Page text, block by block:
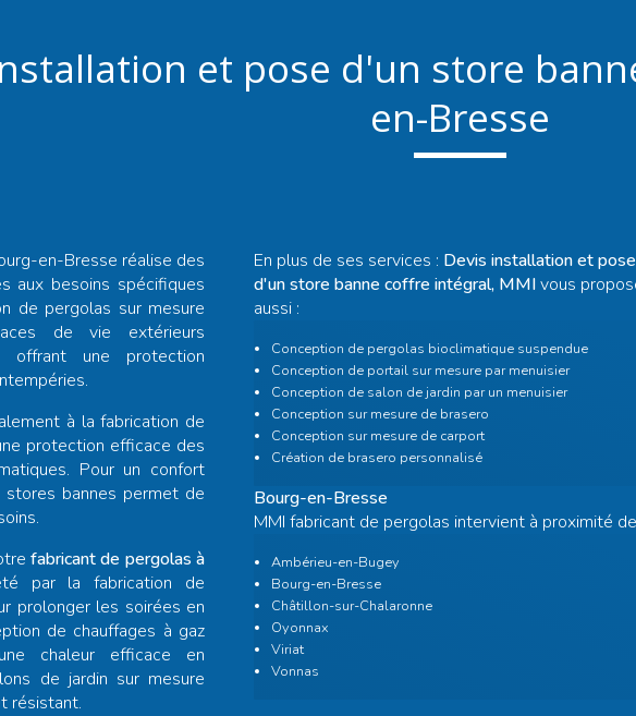
et pose d'un store
en-Bresse
en-Bresse réalise des
aux besoins spécifiques
de pergolas sur mesure
de vie extérieurs
offrant une protection
à la fabrication de
protection efficace des
Pour un confort
stores bannes permet de
fabricant de pergolas à
par la fabrication de
prolonger les soirées en
de chauffages à gaz
chaleur efficace en
de jardin sur mesure
résistant.
En plus de ses services : Devis installation et pose
d'un store banne coffre intégral, MMIvous
aussi :
Conception de pergolas bioclimatique suspendue
Conception de portail sur mesure par menuisier
Conception de salon de jardin par un menuisier
Conception sur mesure de brasero
Conception sur mesure de carport
Création de brasero personnalisé
Bourg-en-Bresse
MMI fabricant de pergolas intervient à proximité
Ambérieu-en-Bugey
Bourg-en-Bresse
Châtillon-sur-Chalaronne
Oyonnax
Viriat
Vonnas